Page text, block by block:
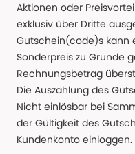
Aktionen oder
exklusiv über Dritte
Gutschein(code)s kann
Sonderpreis zu Grunde
Rechnungsbetrag
Die Auszahlung des
Nicht einlösbar bei
der Gültigkeit des
Kundenkonto einloggen.